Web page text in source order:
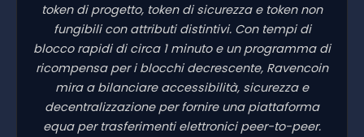
token di progetto, token di sicurezza e token non
fungibili con attributi distintivi. Con tempi di
blocco rapidi di circa 1 minuto e un programma di
ricompensa per i blocchi decrescente, Ravencoin
mira a bilanciare accessibilità, sicurezza e
decentralizzazione per fornire una piattaforma
equa per trasferimenti elettronici peer-to-peer.